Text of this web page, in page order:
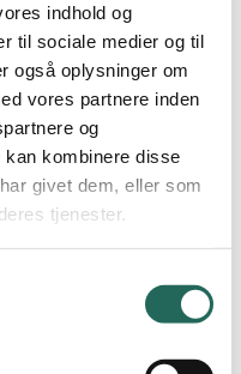
indhold og
til sociale medier og til
også oplysninger om
vores partnere inden
og
kombinere disse
givet dem, eller som
tjenester.
Nymarkskolen
Sønderrisskolen
Skipper Clement Skole
Vestskolen
Campus Ringsted